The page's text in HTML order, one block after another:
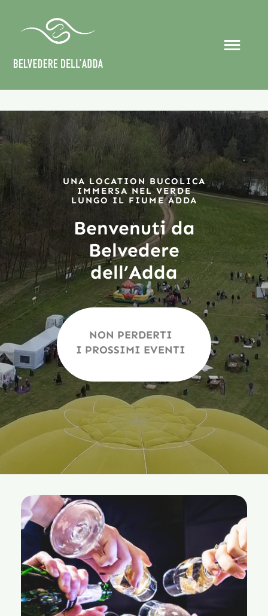
Home
Chi siamo
Eventi
Organizza il tuo evento
Collaborazioni
Contatti
Carrello
Il mio account
UNA LOCATION BUCOLICA
IMMERSA NEL VERDE
LUNGO IL FIUME ADDA
Benvenuti da
Belvedere
dell’Adda
NON PERDERTI
I PROSSIMI EVENTI